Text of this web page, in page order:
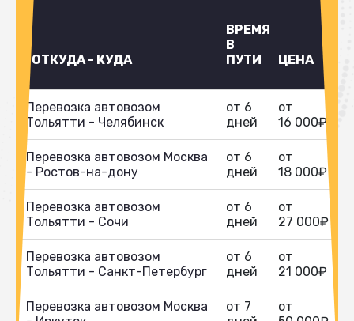
ОТКУДА - КУДА
ВРЕМЯ
В
ПУТИ
ЦЕНА
Перевозка автовозом
Тольятти - Челябинск
от 6
дней
от
16 000₽
Перевозка автовозом Москва
- Ростов-на-дону
от 6
дней
от
18 000₽
Перевозка автовозом
Тольятти - Сочи
от 6
дней
от
27 000₽
Перевозка автовозом
Тольятти - Санкт-Петербург
от 6
дней
от
21 000₽
Перевозка автовозом Москва
от 7
от